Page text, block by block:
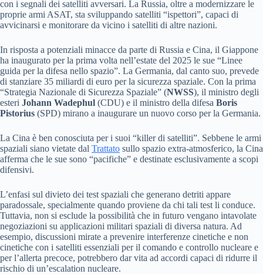
con i segnali dei satelliti avversari. La Russia, oltre a modernizzare le
proprie armi ASAT, sta sviluppando satelliti “ispettori”, capaci di
avvicinarsi e monitorare da vicino i satelliti di altre nazioni.
In risposta a potenziali minacce da parte di Russia e Cina, il Giappone
ha inaugurato per la prima volta nell’estate del 2025 le sue “Linee
guida per la difesa nello spazio”. La Germania, dal canto suo, prevede
di stanziare 35 miliardi di euro per la sicurezza spaziale. Con la prima
“Strategia Nazionale di Sicurezza Spaziale” (NWSS), il ministro degli
esteri Johann Wadephul (CDU) e il ministro della difesa Boris
Pistorius (SPD) mirano a inaugurare un nuovo corso per la Germania.
La Cina è ben conosciuta per i suoi “killer di satelliti”. Sebbene le armi
spaziali siano vietate dal Trattato sullo spazio extra-atmosferico, la Cina
afferma che le sue sono “pacifiche” e destinate esclusivamente a scopi
difensivi.
L’enfasi sul divieto dei test spaziali che generano detriti appare
paradossale, specialmente quando proviene da chi tali test li conduce.
Tuttavia, non si esclude la possibilità che in futuro vengano intavolate
negoziazioni su applicazioni militari spaziali di diversa natura. Ad
esempio, discussioni mirate a prevenire interferenze cinetiche e non
cinetiche con i satelliti essenziali per il comando e controllo nucleare e
per l’allerta precoce, potrebbero dar vita ad accordi capaci di ridurre il
rischio di un’escalation nucleare.